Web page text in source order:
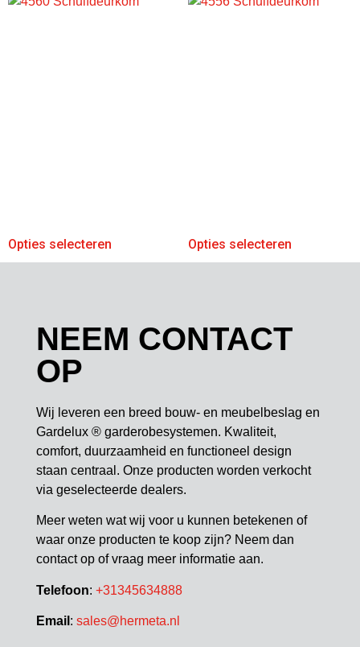
Opties selecteren Opties selecteren
NEEM CONTACT
OP
Wij leveren een breed bouw- en meubelbeslag en
Gardelux ® garderobesystemen. Kwaliteit,
comfort, duurzaamheid en functioneel design
staan centraal. Onze producten worden verkocht
via geselecteerde dealers.
Meer weten wat wij voor u kunnen betekenen of
waar onze producten te koop zijn? Neem dan
contact op of vraag meer informatie aan.
Telefoon: +31345634888
Email : sales@hermeta.nl